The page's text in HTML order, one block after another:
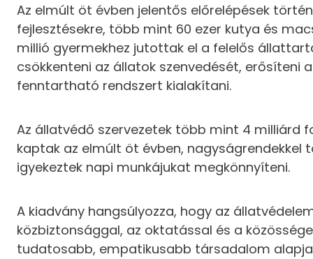
Az elmúlt öt évben jelentős előrelépések
fejlesztésekre, több mint 60 ezer kutya és
millió gyermekhez jutottak el a felelős
csökkenteni az állatok szenvedését,
fenntartható rendszert kialakítani.
Az állatvédő szervezetek több mint 4
kaptak az elmúlt öt évben,
igyekeztek napi munkájukat megkönnyíteni.
A kiadvány hangsúlyozza, hogy az
közbiztonsággal, az oktatással és a
tudatosabb, empatikusabb társadalom